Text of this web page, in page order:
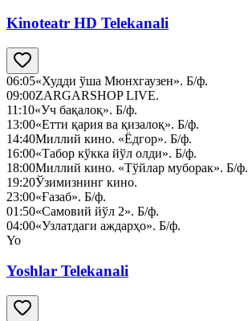
Kinoteatr HD Telekanali
06:05«Худди ўша Мюнхгаузен». Б/ф.
09:00ZARGARSHOP LIVE.
11:10«Уч бақалоқ». Б/ф.
13:00«Етти қария ва қизалоқ». Б/ф.
14:40Миллий кино. «Ёдгор». Б/ф.
16:00«Табор кўкка йўл олди». Б/ф.
18:00Миллий кино. «Тўйлар муборак». Б/ф.
19:20Ўзимизнинг кино.
23:00«Ғазаб». Б/ф.
01:50«Самовий йўл 2». Б/ф.
04:00«Узлатдаги аждарҳо». Б/ф.
Yo
Yoshlar Telekanali